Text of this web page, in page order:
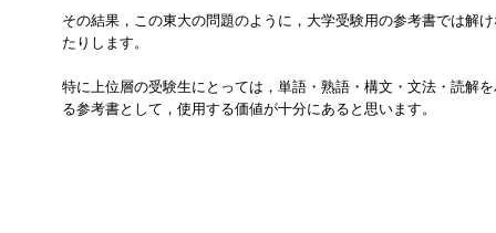
その結果，この東大の問題のように，大学受験用の参考書では解
たりします。
特に上位層の受験生にとっては，単語・熟語・構文・文法・読解
る参考書として，使用する価値が十分にあると思います。